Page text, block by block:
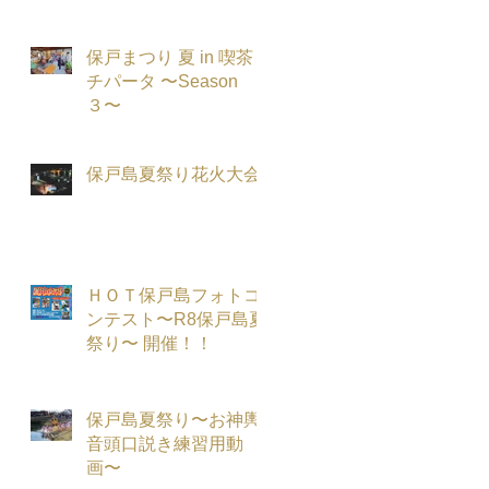
保戸まつり 夏 in 喫茶
チパータ 〜Season
３〜
保戸島夏祭り花火大会
ＨＯＴ保戸島フォトコ
ンテスト〜R8保戸島夏
祭り〜 開催！！
保戸島夏祭り〜お神輿
音頭口説き練習用動
画〜